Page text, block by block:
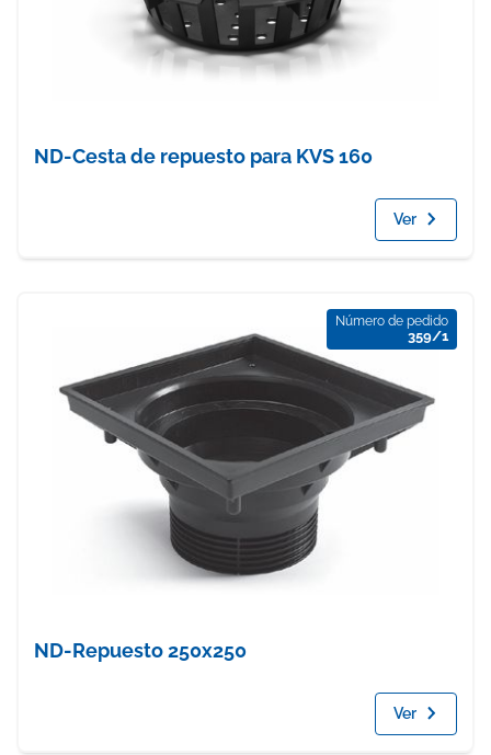
ND-Cesta de repuesto para KVS 160
Ver
Número de pedido
359/1
ND-Repuesto 250x250
Ver